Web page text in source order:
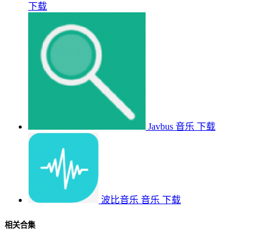
下载
Javbus 音乐 下载
波比音乐 音乐 下载
相关合集